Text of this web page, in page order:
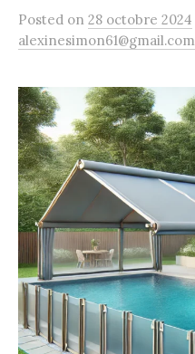
Posted on 28 octobre 2024
alexinesimon61@gmail.com